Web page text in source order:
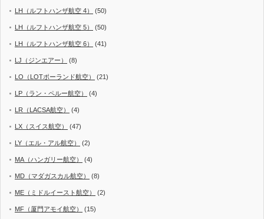
LH（ルフトハンザ航空 4） (50)
LH（ルフトハンザ航空 5） (50)
LH（ルフトハンザ航空 6） (41)
LJ（ジンエアー） (8)
LO（LOTポーランド航空） (21)
LP（ラン・ペルー航空） (4)
LR（LACSA航空） (4)
LX（スイス航空） (47)
LY（エル・アル航空） (2)
MA（ハンガリー航空） (4)
MD（マダガスカル航空） (8)
ME（ミドルイースト航空） (2)
MF（厦門アモイ航空） (15)